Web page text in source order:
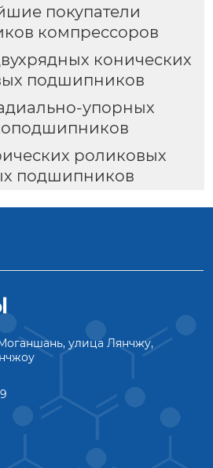
покупатели
компрессоров
конических
подшипников
упорных
роликовых
подшипников
улица Лянчжу,